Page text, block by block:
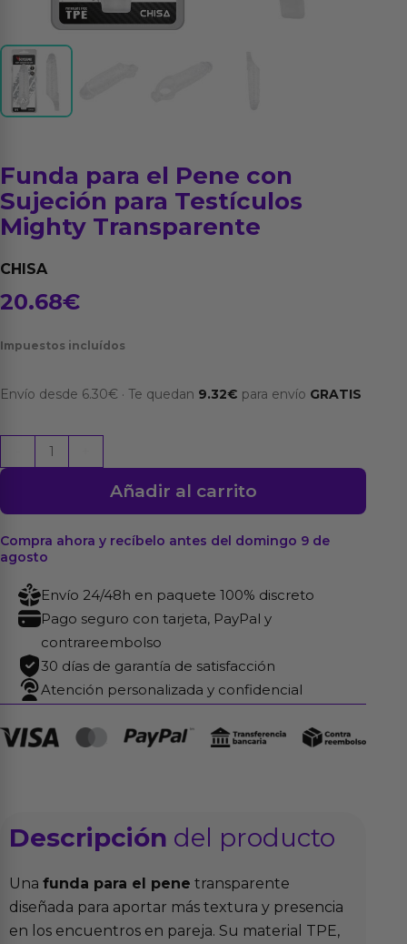
Funda para el Pene con
Sujeción para Testículos
Mighty Transparente
CHISA
20.68€
Impuestos incluídos
Envío desde 6.30€ · Te quedan 9.32€ para envío GRATIS
para
Pene
con
Sujeción
para
Testículos
Transparente
cantidad
Añadir al carrito
Compra ahora y recíbelo antes del domingo 9 de
agosto
Envío 24/48h en paquete 100% discreto
Pago seguro con tarjeta, PayPal y
contrareembolso
30 días de garantía de satisfacción
Atención personalizada y confidencial
Descripción del producto
Una funda para el pene transparente
diseñada para aportar más textura y presencia
en los encuentros en pareja. Su material TPE,